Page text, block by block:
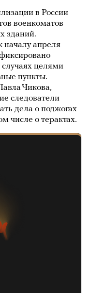
в России
военкоматов
зданий.
началу апреля
целями
пункты.
Чикова,
следователи
дела о поджогах
числе о терактах.